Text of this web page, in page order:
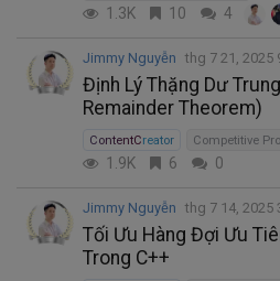
1.3K 10 4
Jimmy Nguyễn thg 7 21, 2025
Định Lý Thặng Dư
Remainder Theorem)
ContentCreator Competitive
1.9K 6 0
Jimmy Nguyễn thg 7 14, 2025
Tối Ưu Hàng Đợi Ưu
Trong C++